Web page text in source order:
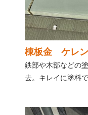
棟板金 ケレン
鉄部や木部などの
去。キレイに塗料